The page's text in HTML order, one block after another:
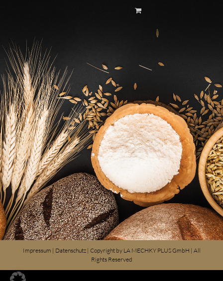
Impressum | Datenschutz| Copyright by LA MECHKY PLUS GmbH | All
Rights Reserved